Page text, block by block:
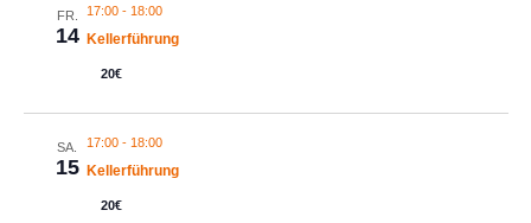
FR.
14
17:00- 18:00
Kellerführung
20€
SA.
15
17:00- 18:00
Kellerführung
20€